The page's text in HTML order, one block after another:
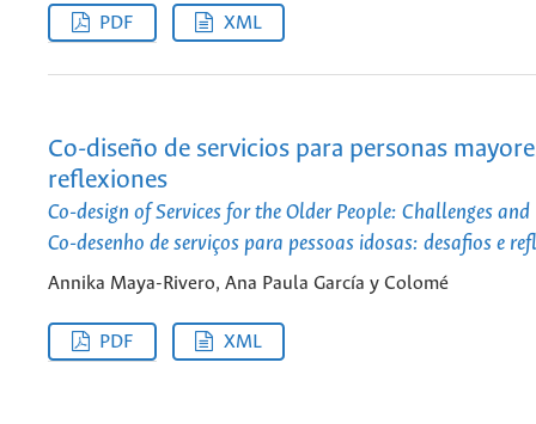
PDF XML
Co-diseño de servicios para personas
reflexiones
Co-design of Services for the Older People: Challenges
Co-desenho de serviços para pessoas idosas: desafios e
Annika Maya-Rivero, Ana Paula García y Colomé
PDF XML